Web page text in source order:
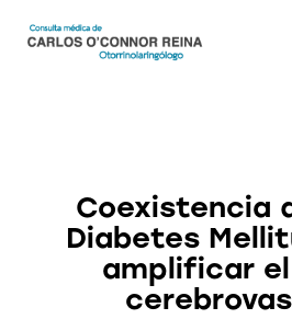
Coexistencia
Diabetes
amplificar